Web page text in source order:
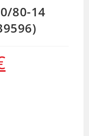
80-14
Le
actuel